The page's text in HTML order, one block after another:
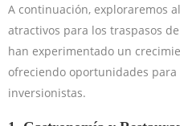
A continuación, exploraremos
atractivos para los traspasos
han experimentado un
ofreciendo oportunidades
inversionistas.